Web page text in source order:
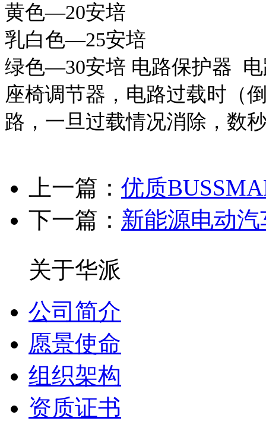
黄色—20安培
乳白色—25安培
绿色—30安培 电路保护器
座椅调节器，电路过载时（
路，一旦过载情况消除，数
上一篇： 优质
下一篇： 新能源电动
关于华派
公司简介
愿景使命
组织架构
资质证书